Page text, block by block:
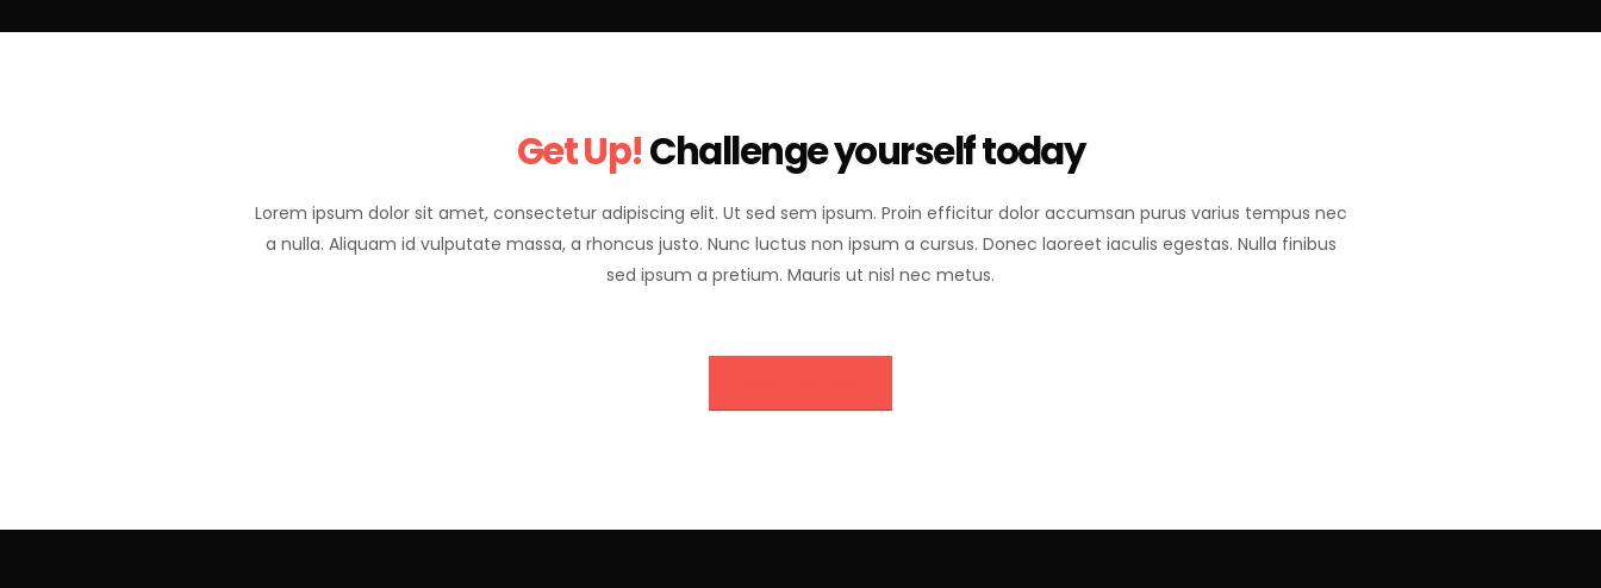
Get Up!Challenge yourself today
Lorem ipsum dolor sit amet, consectetur adipiscing elit. Ut sed sem ipsum. Proin efficitur dolor accumsan purus varius tempus nec
a nulla. Aliquam id vulputate massa, a rhoncus justo. Nunc luctus non ipsum a cursus. Donec laoreet iaculis egestas. Nulla finibus
sed ipsum a pretium. Mauris ut nisl nec metus.